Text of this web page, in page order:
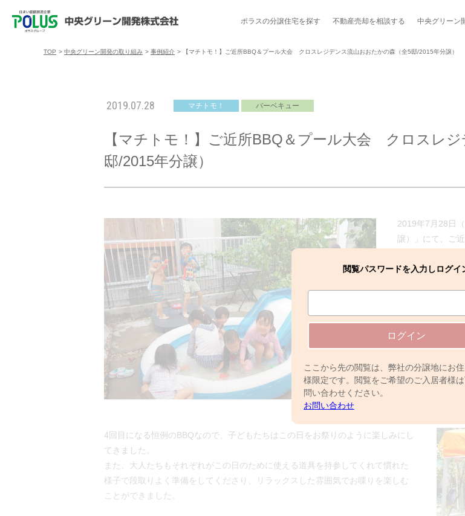
ポラスの分譲住宅を探す
ポラスの分譲住宅を探す
千葉県のポラスの分譲住宅
今週の現地見学会 今週のチラシ
特集から探す 施工実績を見る
ご入居までの流れ ポラスのメルマガ登録
不動産売却を相談する 中央グリーン
中央グリーン開発の取り組み
事例紹介
暮らしステキセミナー＆カルチャー 越谷アルファーズ応援サイト
暮らし情報マガジン「スマイリング」
ハートフルご紹介制度
アクセス
受賞実績
キャリア採用
TOP > 中央グリーン開発の取り組み > 事例紹介 > 【マチトモ！】ご近所BBQ＆プール大会 クロスレジデンス流山おおたかの森（全5邸/2015年分譲）
2019.07.28 マチトモ！ バーベキュー
【マチトモ！】ご近所BBQ＆プール大会 クロスレ
邸/2015年分譲）
閲覧パスワードを入力しログイ
ログイン
ここから先の閲覧は、弊社の分譲地にお
様限定です。閲覧をご希望のご入居者様
問い合わせください。
お問い合わせ
2019年7月28日
譲）」にて、ご
毎年恒例となっ
行事となり今年
子供たちはプー
情報交換や近況
最後の片付けに
います。
4回目になる恒例のBBQなので、子どもたちはこの日をお祭りのように楽しみにし
てきました。
また、大人たちもそれぞれがこの日のために使える道具を持参してくれて慣れた
様子で段取りよく準備をしてくださり、リラックスした雰囲気でお喋りを楽しむ
ことができました。